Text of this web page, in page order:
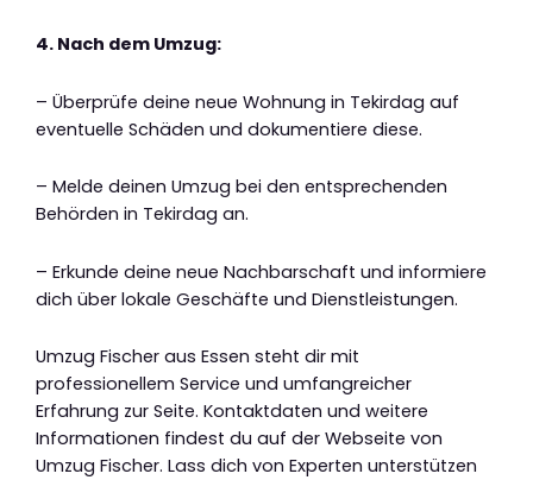
4. Nach dem Umzug:
– Überprüfe deine neue Wohnung in Tekirdag auf
eventuelle Schäden und dokumentiere diese.
– Melde deinen Umzug bei den entsprechenden
Behörden in Tekirdag an.
– Erkunde deine neue Nachbarschaft und informiere
dich über lokale Geschäfte und Dienstleistungen.
Umzug Fischer aus Essen steht dir mit
professionellem Service und umfangreicher
Erfahrung zur Seite. Kontaktdaten und weitere
Informationen findest du auf der Webseite von
Umzug Fischer. Lass dich von Experten unterstützen